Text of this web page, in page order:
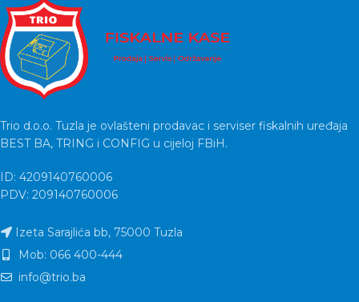
Trio d.o.o. Tuzla je ovlašteni prodavac i serviser fiskalnih uređaja
BEST BA, TRING i CONFIG u cijeloj FBiH.
ID: 4209140760006
PDV: 209140760006
Izeta Sarajlića bb, 75000 Tuzla
Mob: 066 400-444
info@trio.ba